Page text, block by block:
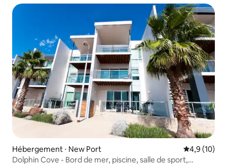
Hébergement ⋅ New Port Évaluation
4,9 (10)
Dolphin Cove - Bord de mer, piscine, salle de sport,